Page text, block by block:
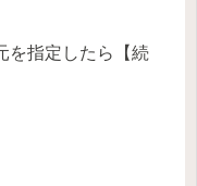
を指定したら【続